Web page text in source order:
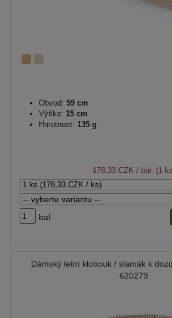
Obvod: 59 cm
Výška: 15 cm
Hmotnost: 135 g
178,33 CZK / bal. (1
bal.
Dámský letní klobouk / slamák k
620279